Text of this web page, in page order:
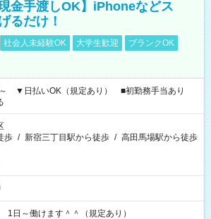
金手渡しOK】iPhoneなどス
るだけ！
社会人未経験OK 大学生歓迎
ブランクOK
▼日払いOK（規定あり） ■初勤務手当あり
歩 / 新宿三丁目駅から徒歩 / 高田馬場駅から徒歩
1日～働けます＾＾（規定あり）